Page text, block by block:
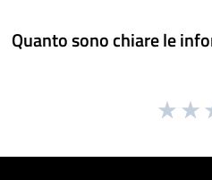
Quanto sono chiare le